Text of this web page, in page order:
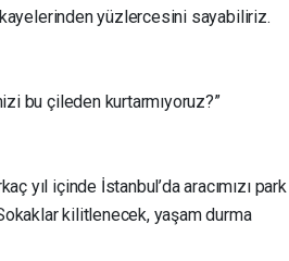
yüzlercesini sayabiliriz.
bu çileden kurtarmıyoruz?”
yıl içinde İstanbul’da aracımızı park
kilitlenecek, yaşam durma